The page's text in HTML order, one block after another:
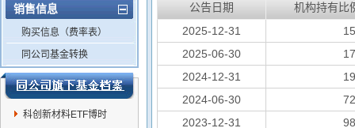
销售信息
购买信息（费率表）
同公司基金转换
科创新材料ETF博时
公告日期
机构持有比
2025-12-31
2025-06-30
2024-12-31
2024-06-30
2023-12-31